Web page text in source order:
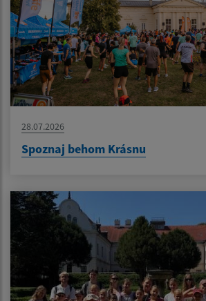
28.07.2026
Spoznaj behom Krásnu